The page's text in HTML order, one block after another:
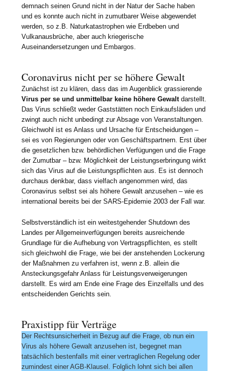
demnach seinen Grund nicht in der Natur der Sache haben
und es konnte auch nicht in zumutbarer Weise abgewendet
werden, so z.B. Naturkatastrophen wie Erdbeben und
Vulkanausbrüche, aber auch kriegerische
Auseinandersetzungen und Embargos.
Coronavirus nicht per se höhere Gewalt
Zunächst ist zu klären, dass das im Augenblick grassierende
Virus per se und unmittelbar keine höhere Gewalt darstellt.
Das Virus schließt weder Gaststätten noch Einkaufsläden und
zwingt auch nicht unbedingt zur Absage von Veranstaltungen.
Gleichwohl ist es Anlass und Ursache für Entscheidungen –
sei es von Regierungen oder von Geschäftspartnern. Erst über
die gesetzlichen bzw. behördlichen Verfügungen und die Frage
der Zumutbar – bzw. Möglichkeit der Leistungserbringung wirkt
sich das Virus auf die Leistungspflichten aus. Es ist dennoch
durchaus denkbar, dass vielfach angenommen wird, das
Coronavirus selbst sei als höhere Gewalt anzusehen – wie es
international bereits bei der SARS-Epidemie 2003 der Fall war.
Selbstverständlich ist ein weitestgehender Shutdown des
Landes per Allgemeinverfügungen bereits ausreichende
Grundlage für die Aufhebung von Vertragspflichten, es stellt
sich gleichwohl die Frage, wie bei der anstehenden Lockerung
der Maßnahmen zu verfahren ist, wenn z.B. allein die
Ansteckungsgefahr Anlass für Leistungsverweigerungen
darstellt. Es wird am Ende eine Frage des Einzelfalls und des
entscheidenden Gerichts sein.
Praxistipp für Verträge
Der Rechtsunsicherheit in Bezug auf die Frage, ob nun ein
Virus als höhere Gewalt anzusehen ist, begegnet man
tatsächlich bestenfalls mit einer vertraglichen Regelung oder
zumindest einer AGB-Klausel. Folglich lohnt sich bei allen